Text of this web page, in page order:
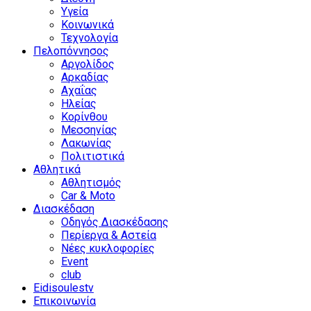
Υγεία
Κοινωνικά
Τεχνολογία
Πελοπόννησος
Αργολίδος
Αρκαδίας
Αχαΐας
Ηλείας
Κορίνθου
Μεσσηνίας
Λακωνίας
Πολιτιστικά
Αθλητικά
Αθλητισμός
Car & Moto
Διασκέδαση
Οδηγός Διασκέδασης
Περίεργα & Αστεία
Νέες κυκλοφορίες
Event
club
Eidisoulestv
Επικοινωνία